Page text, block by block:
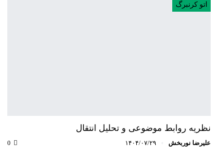
اتو کرنبرگ
نظریه روابط موضوعی و تحلیل انتقال
علیرضا نوربخش ۱۴۰۴/۰۷/۲۹